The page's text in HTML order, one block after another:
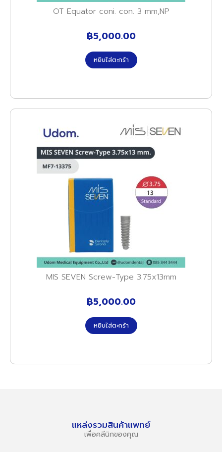
OT Equator coni. con. 3 mm,NP
฿5,000.00
หยิบใส่ตะกร้า
MIS SEVEN Screw-Type 3.75x13mm
฿5,000.00
หยิบใส่ตะกร้า
แหล่งรวมสินค้าแพทย์
เพื่อคลีนิกของคุณ